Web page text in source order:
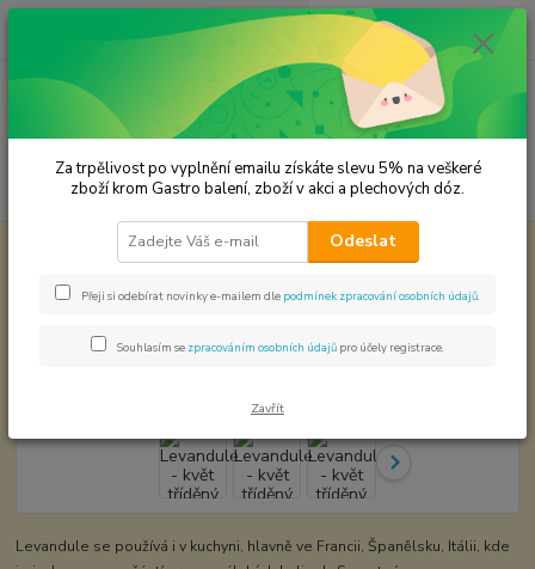
Menu
Hledat
ks
za 0,00 Kč
Premium koření Levandule - květ tříděný Prémiová kvalita
Levandule - květ tříděný
Prémiová kvalita
Levandule se používá i v kuchyni, hlavně ve Francii, Španělsku, Itálii, kde
Za trpělivost po vyplnění emailu získáte slevu 5% na veškeré
zboží krom Gastro balení, zboží v akci a plechových dóz.
Odeslat
Přeji si odebírat novinky e-mailem dle podmínek zpracování osobních údajů
Souhlasím se zpracováním osobních údajů pro účely registrace.
Zavřít